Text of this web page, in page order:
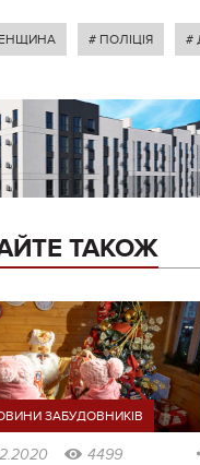
# ПОЛІЦІЯ #
ТАКОЖ
ЗАБУДОВНИКІВ
4499